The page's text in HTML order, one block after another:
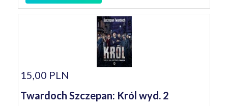
15,00 PLN
Twardoch Szczepan: Król wyd. 2